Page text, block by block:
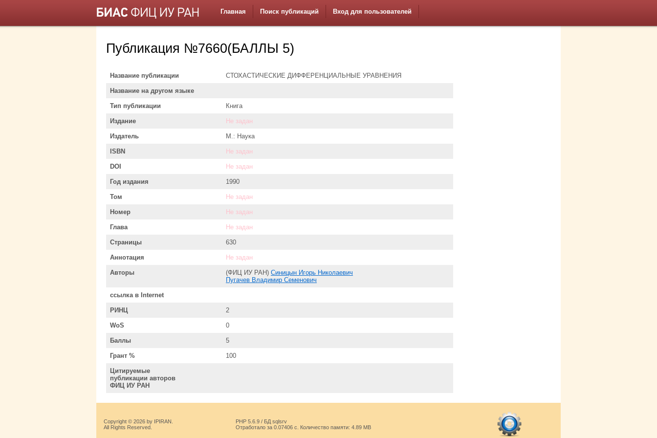
Главная Поиск публикаций Вход для пользователей
Публикация №7660(БАЛЛЫ 5)
Название публикации СТОХАСТИЧЕСКИЕ ДИФФЕРЕНЦИАЛЬНЫЕ УРАВНЕНИЯ
Название на другом языке
Тип публикации Книга
Издание Не задан
Издатель М.: Наука
ISBN Не задан
DOI Не задан
Год издания 1990
Том Не задан
Номер Не задан
Глава Не задан
Страницы 630
Аннотация Не задан
Авторы (ФИЦ ИУ РАН) Синицын Игорь Николаевич
Пугачев Владимир Семенович
ссылка в Internet
РИНЦ 2
WoS 0
Баллы 5
Грант % 100
Цитируемые
публикации авторов
ФИЦ ИУ РАН
Copyright © 2026 by IPIRAN.
All Rights Reserved.
PHP 5.6.9 / БД sqlsrv
Отработало за 0.07406 с. Количество памяти: 4.89 MB